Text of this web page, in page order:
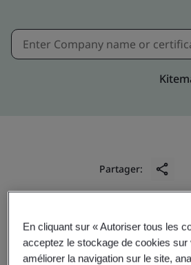
Partager:
En cliquant sur « Autoriser tous les
acceptez le stockage de cookies sur
améliorer la navigation sur le site,